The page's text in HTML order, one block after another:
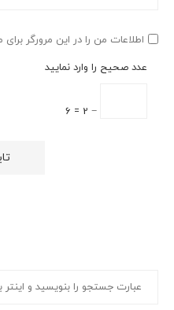
اطلاعات من را در این مرورگر
عدد صحیح را وارد نمایید
− 2 = 6